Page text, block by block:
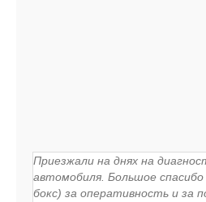
Приезжали на днях на
автомобиля. Большое спасибо
бокс) за оперативность и за